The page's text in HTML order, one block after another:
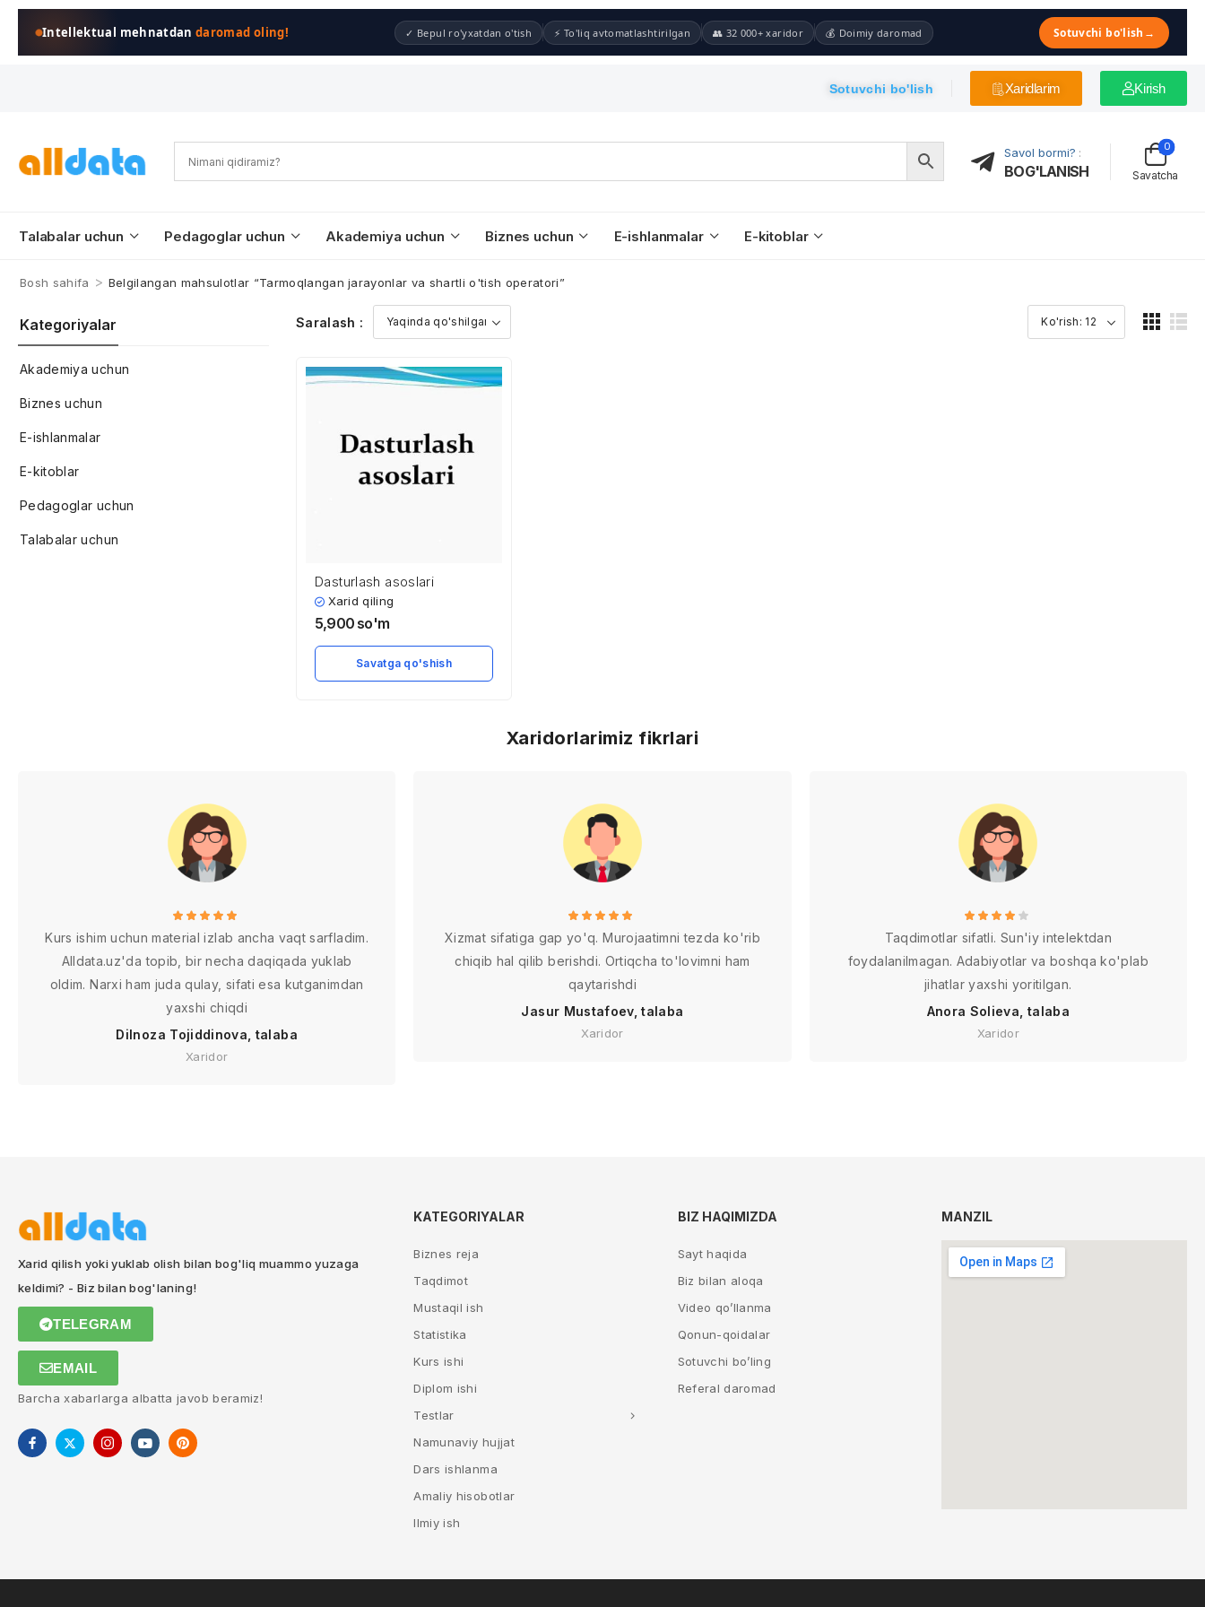
Intellektual mehnatdandaromad oling! ✓ Bepul ro'yxatdan o'tish ⚡ To'liq avtomatlashtirilgan 👥 32 000+ xaridor 💰 Doimiy daromad Sotuvchi bo'lish →
Sotuvchi bo'lish Xaridlarim Kirish
Savol bormi? :
BOG'LANISH Savatcha
0
Talabalar uchun Pedagoglar uchun Akademiya uchun Biznes uchun E-ishlanmalar E-kitoblar
Bosh sahifa > Belgilangan mahsulotlar “Tarmoqlangan jarayonlar va shartli o'tish operatori”
Kategoriyalar
Akademiya uchun
Biznes uchun
E-ishlanmalar
E-kitoblar
Pedagoglar uchun
Talabalar uchun
Saralash :
Dasturlash asoslari
Xarid qiling
5,900 so'm
Savatga qo'shish
Xaridorlarimiz fikrlari
Kurs ishim uchun material izlab ancha vaqt sarfladim.
Alldata.uz'da topib, bir necha daqiqada yuklab
oldim. Narxi ham juda qulay, sifati esa kutganimdan
yaxshi chiqdi
Dilnoza Tojiddinova, talaba
Xaridor
Xizmat sifatiga gap yo'q. Murojaatimni tezda ko'rib
chiqib hal qilib berishdi. Ortiqcha to'lovimni ham
qaytarishdi
Jasur Mustafoev, talaba
Xaridor
Taqdimotlar sifatli. Sun'iy intelektdan
foydalanilmagan. Adabiyotlar va boshqa ko'plab
jihatlar yaxshi yoritilgan.
Anora Solieva, talaba
Xaridor
Xarid qilish yoki yuklab olish bilan bog'liq muammo yuzaga
keldimi? - Biz bilan bog'laning!
TELEGRAM
EMAIL
Barcha xabarlarga albatta javob beramiz!
KATEGORIYALAR
Biznes reja
Taqdimot
Mustaqil ish
Statistika
Kurs ishi
Diplom ishi
Testlar
Namunaviy hujjat
Dars ishlanma
Amaliy hisobotlar
Ilmiy ish
BIZ HAQIMIZDA
Sayt haqida
Biz bilan aloqa
Video qo’llanma
Qonun-qoidalar
Sotuvchi bo’ling
Referal daromad
MANZIL